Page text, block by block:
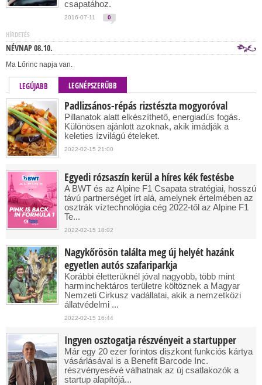
csapatához.
2016-07-11 0
HÍRDETÉS
NÉVNAP 08.10.
Ma Lőrinc napja van.
LEGÚJABB LEGNÉPSZERŰBB
Padlizsános-répás rizstészta mogyoróval
Pillanatok alatt elkészíthető, energiadús fogás.
Különösen ajánlott azoknak, akik imádják a
keleties ízvilágú ételeket.
2022-02-15 21:00
Egyedi rózsaszín kerül a híres kék festésbe
A BWT és az Alpine F1 Csapata stratégiai, hosszú
távú partnerséget írt alá, amelynek értelmében az
osztrák víztechnológia cég 2022-től az Alpine F1
Te...
2022-02-15 18:02
Nagykőrösön találta meg új helyét hazánk
egyetlen autós szafariparkja
Korábbi életterüknél jóval nagyobb, több mint
harminchektáros területre költöznek a Magyar
Nemzeti Cirkusz vadállatai, akik a nemzetközi
állatvédelmi ...
2022-02-15 16:44
Ingyen osztogatja részvényeit a startupper
Már egy 20 ezer forintos diszkont funkciós kártya
vásárlásával is a Benefit Barcode Inc.
részvényesévé válhatnak az új csatlakozók a
startup alapítójá...